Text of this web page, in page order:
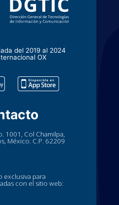
del 2019 al 2024
OX
1001, Col Chamilpa,
México. C.P. 62209
exclusiva para
con el sitio web: